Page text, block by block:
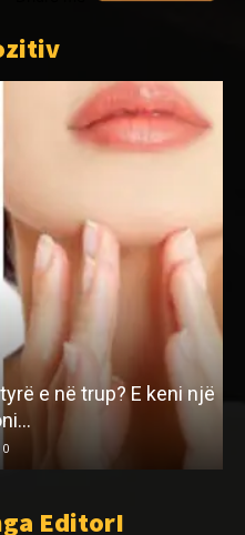
në trup? E keni një
EditorI